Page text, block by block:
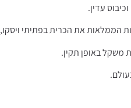
עדין.
הממלאות את הכרית בפתיתי ויסקו,
משקל באופן תקין.